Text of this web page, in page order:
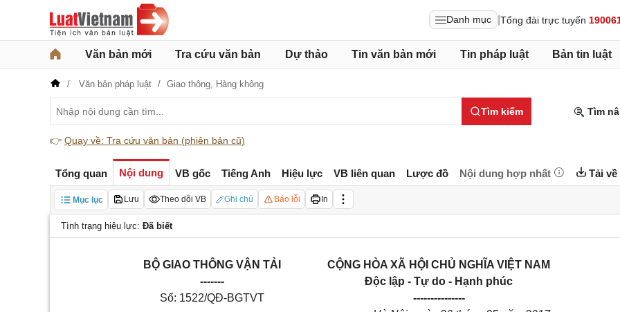
Danh mục Tổng đài trực tuyến
Văn bản mới Tra cứu văn bản Dự thảo Tin văn bản mới Tin pháp luật Bản tin luật
Văn bản pháp luật Giao thông, Hàng không
Tìm kiếm Tìm
👉 Quay về: Tra cứu văn bản (phiên bản cũ)
Tổng quan Nội dung VB gốc Tiếng Anh Hiệu lực VB liên quan Lược đồ Nội dung hợp nhất Tải về
Mục lục Lưu Theo dõi VB Ghi chú Báo lỗi In
Tình trạng hiệu lực: Đã biết
BỘ GIAO THÔNG VẬN TẢI
-------
Số: 1522/QĐ-BGTVT
CỘNG HÒA XÃ HỘI CHỦ NGHĨA VIỆT NAM
Độc lập - Tự do - Hạnh phúc
---------------